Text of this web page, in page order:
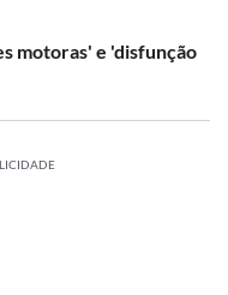
motoras' e 'disfunção